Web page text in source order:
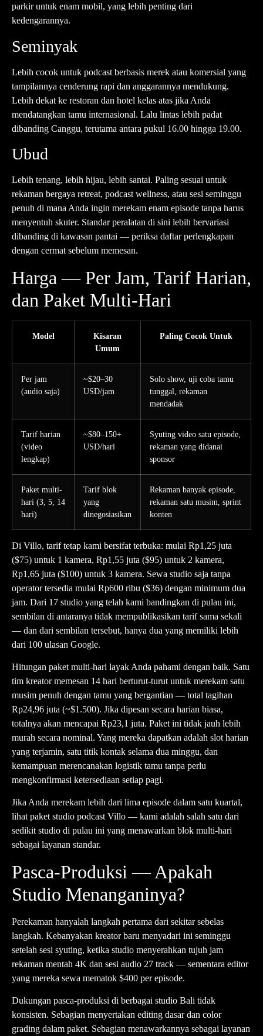
parkir untuk enam mobil, yang lebih penting dari
kedengarannya.
Seminyak
Lebih cocok untuk podcast berbasis merek atau komersial yang
tampilannya cenderung rapi dan anggarannya mendukung.
Lebih dekat ke restoran dan hotel kelas atas jika Anda
mendatangkan tamu internasional. Lalu lintas lebih padat
dibanding Canggu, terutama antara pukul 16.00 hingga 19.00.
Ubud
Lebih tenang, lebih hijau, lebih santai. Paling sesuai untuk
rekaman bergaya retreat, podcast wellness, atau sesi seminggu
penuh di mana Anda ingin merekam enam episode tanpa harus
menyentuh skuter. Standar peralatan di sini lebih bervariasi
dibanding di kawasan pantai — periksa daftar perlengkapan
dengan cermat sebelum memesan.
Harga — Per Jam, Tarif Harian,
dan Paket Multi-Hari
Model
Kisaran
Umum
Paling Cocok Untuk
Per jam
(audio saja)
~$20–30
USD/jam
Solo show, uji coba tamu
tunggal, rekaman
mendadak
Tarif harian
(video
lengkap)
~$80–150+
USD/hari
Syuting video satu episode,
rekaman yang didanai
sponsor
Paket multi-
hari (3, 5, 14
hari)
Tarif blok
yang
dinegosiasikan
Rekaman banyak episode,
rekaman satu musim, sprint
konten
Di Villo, tarif tetap kami bersifat terbuka: mulai Rp1,25 juta
($75) untuk 1 kamera, Rp1,55 juta ($95) untuk 2 kamera,
Rp1,65 juta ($100) untuk 3 kamera. Sewa studio saja tanpa
operator tersedia mulai Rp600 ribu ($36) dengan minimum dua
jam. Dari 17 studio yang telah kami bandingkan di pulau ini,
sembilan di antaranya tidak mempublikasikan tarif sama sekali
— dan dari sembilan tersebut, hanya dua yang memiliki lebih
dari 100 ulasan Google.
Hitungan paket multi-hari layak Anda pahami dengan baik. Satu
tim kreator memesan 14 hari berturut-turut untuk merekam satu
musim penuh dengan tamu yang bergantian — total tagihan
Rp24,96 juta (~$1.500). Jika dipesan secara harian biasa,
totalnya akan mencapai Rp23,1 juta. Paket ini tidak jauh lebih
murah secara nominal. Yang mereka dapatkan adalah slot harian
yang terjamin, satu titik kontak selama dua minggu, dan
kemampuan merencanakan logistik tamu tanpa perlu
mengkonfirmasi ketersediaan setiap pagi.
Jika Anda merekam lebih dari lima episode dalam satu kuartal,
lihat paket studio podcast Villo — kami adalah salah satu dari
sedikit studio di pulau ini yang menawarkan blok multi-hari
sebagai layanan standar.
Pasca-Produksi — Apakah
Studio Menanganinya?
Perekaman hanyalah langkah pertama dari sekitar sebelas
langkah. Kebanyakan kreator baru menyadari ini seminggu
setelah sesi syuting, ketika studio menyerahkan tujuh jam
rekaman mentah 4K dan sesi audio 27 track — sementara editor
yang mereka sewa mematok $400 per episode.
Dukungan pasca-produksi di berbagai studio Bali tidak
konsisten. Sebagian menyertakan editing dasar dan color
grading dalam paket. Sebagian menawarkannya sebagai layanan